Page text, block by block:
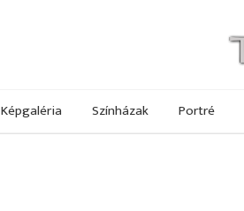
Képgaléria Színházak Portré